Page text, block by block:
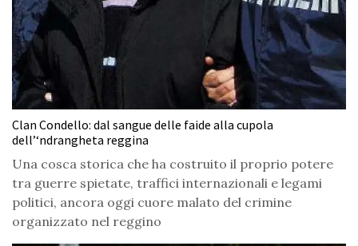
Clan Condello: dal sangue delle faide alla cupola
dell’‘ndrangheta reggina
Una cosca storica che ha costruito il proprio potere
tra guerre spietate, traffici internazionali e legami
politici, ancora oggi cuore malato del crimine
organizzato nel reggino